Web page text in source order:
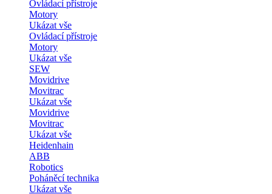
Ovládací přístroje
Motory
Ukázat vše
Ovládací přístroje
Motory
Ukázat vše
SEW
Movidrive
Movitrac
Ukázat vše
Movidrive
Movitrac
Ukázat vše
Heidenhain
ABB
Robotics
Poháněcí technika
Ukázat vše